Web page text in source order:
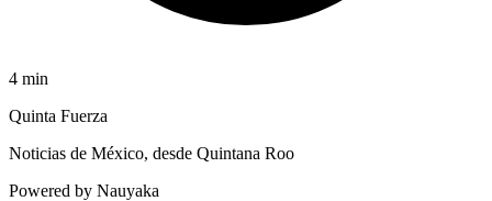
4 min
Quinta Fuerza
Noticias de México, desde Quintana Roo
Powered by Nauyaka